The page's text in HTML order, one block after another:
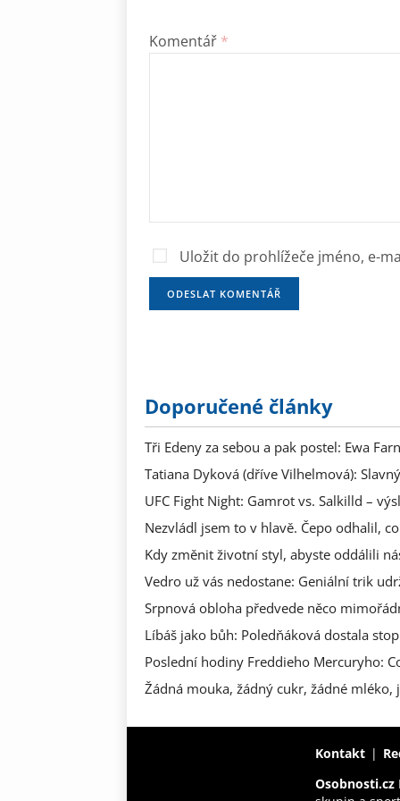
Komentář *
Uložit do prohlížeče jméno, e-
Doporučené články
Tři Edeny za sebou a pak postel: Ewa
Tatiana Dyková (dříve Vilhelmová):
UFC Fight Night: Gamrot vs. Salkilld –
Nezvládl jsem to v hlavě. Čepo odhalil,
Kdy změnit životní styl, abyste oddálili
Vedro už vás nedostane: Geniální trik
Srpnová obloha předvede něco
Líbáš jako bůh: Poledňáková dostala
Poslední hodiny Freddieho Mercuryho:
Žádná mouka, žádný cukr, žádné
Kontakt
Osobnosti.cz